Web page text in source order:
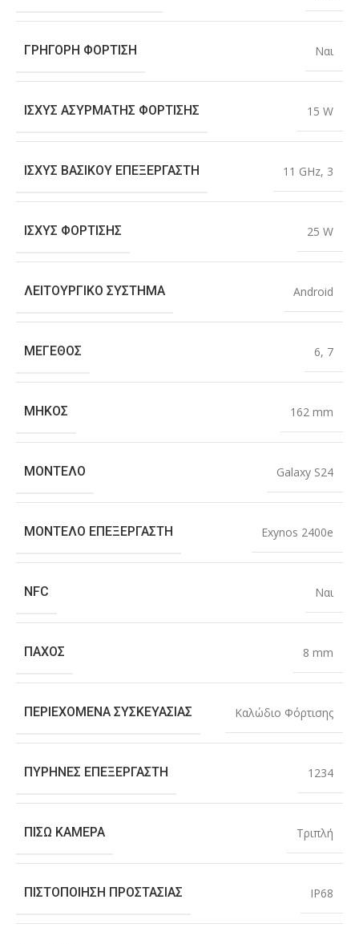
ΓΡΉΓΟΡΗ ΦΌΡΤΙΣΗ Ναι
ΙΣΧΎΣ ΑΣΎΡΜΑΤΗΣ ΦΌΡΤΙΣΗΣ 15 W
ΙΣΧΎΣ ΒΑΣΙΚΟΎ ΕΠΕΞΕΡΓΑΣΤΉ 11 GHz, 3
ΙΣΧΎΣ ΦΌΡΤΙΣΗΣ 25 W
ΛΕΙΤΟΥΡΓΙΚΌ ΣΎΣΤΗΜΑ Android
ΜΈΓΕΘΟΣ 6, 7
ΜΉΚΟΣ 162 mm
ΜΟΝΤΈΛΟ Galaxy S24
ΜΟΝΤΈΛΟ ΕΠΕΞΕΡΓΑΣΤΉ Exynos 2400e
NFC Ναι
ΠΆΧΟΣ 8 mm
ΠΕΡΙΕΧΌΜΕΝΑ ΣΥΣΚΕΥΑΣΊΑΣ Καλώδιο Φόρτισης
ΠΥΡΉΝΕΣ ΕΠΕΞΕΡΓΑΣΤΉ 1234
ΠΊΣΩ ΚΆΜΕΡΑ Τριπλή
ΠΙΣΤΟΠΟΊΗΣΗ ΠΡΟΣΤΑΣΊΑΣ IP68